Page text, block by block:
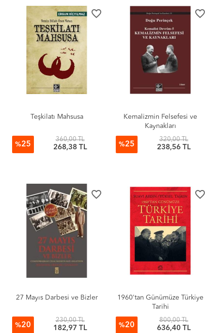
favorite_border
Teşkilatı Mahsusa
%25
360,00 TL
268,38 TL
favorite_border
Kemalizmin Felsefesi ve
Kaynakları
%25
320,00 TL
238,56 TL
favorite_border
27 Mayıs Darbesi ve Bizler
%20
230,00 TL
182,97 TL
favorite_border
1960'tan Günümüze Türkiye
Tarihi
%20
800,00 TL
636,40 TL